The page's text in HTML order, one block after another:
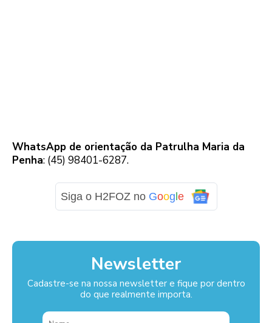
WhatsApp de orientação da Patrulha Maria da
Penha: (45) 98401-6287.
Siga o H2FOZ no Goog e
Newsletter
Cadastre-se na nossa newsletter e fique por dentro
do que realmente importa.